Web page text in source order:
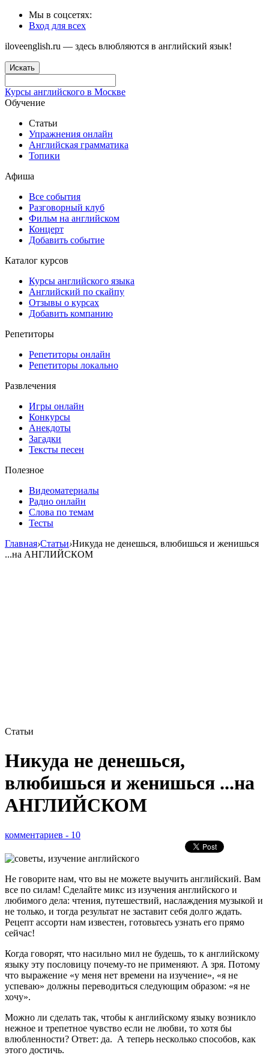
Мы в соцсетях:
Вход для всех
iloveenglish.ru — здесь влюбляются в английский язык!
Искать
Курсы английского в Москве
Обучение
Статьи
Упражнения онлайн
Английская грамматика
Топики
Афиша
Все события
Разговорный клуб
Фильм на английском
Концерт
Добавить событие
Каталог курсов
Курсы английского языка
Английский по скайпу
Отзывы о курсах
Добавить компанию
Репетиторы
Репетиторы онлайн
Репетиторы локально
Развлечения
Игры онлайн
Конкурсы
Анекдоты
Загадки
Тексты песен
Полезное
Видеоматериалы
Радио онлайн
Слова по темам
Тесты
Главная›Статьи›Никуда не денешься, влюбишься и женишься
...на АНГЛИЙСКОМ
Статьи
Никуда не денешься,
влюбишься и женишься ...на
АНГЛИЙСКОМ
комментариев - 10
Не говорите нам, что вы не можете выучить английский. Вам
все по силам! Сделайте микс из изучения английского и
любимого дела: чтения, путешествий, наслаждения музыкой и
не только, и тогда результат не заставит себя долго ждать.
Рецепт ассорти нам известен, готовьтесь узнать его прямо
сейчас!
Когда говорят, что насильно мил не будешь, то к английскому
языку эту пословицу почему-то не применяют. А зря. Потому
что выражение «у меня нет времени на изучение», «я не
успеваю» должны переводиться следующим образом: «я не
хочу».
Можно ли сделать так, чтобы к английскому языку возникло
нежное и трепетное чувство если не любви, то хотя бы
влюбленности? Ответ: да. А теперь несколько способов, как
этого достичь.